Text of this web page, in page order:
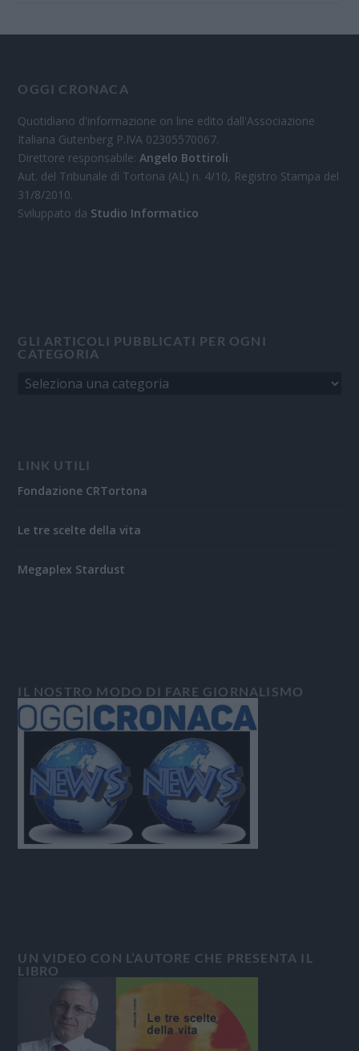
OGGI CRONACA
Quotidiano d'informazione on line edito dall'Associazione
Italiana Gutenberg P.IVA 02305570067.
Direttore responsabile:Angelo Bottiroli.
Aut. del Tribunale di Tortona (AL) n. 4/10, Registro Stampa del
31/8/2010.
Sviluppato da Studio Informatico
GLI ARTICOLI PUBBLICATI PER OGNI
CATEGORIA
LINK UTILI
Fondazione CRTortona
Le tre scelte della vita
Megaplex Stardust
IL NOSTRO MODO DI FARE GIORNALISMO
UN VIDEO CON L’AUTORE CHE PRESENTA IL
LIBRO